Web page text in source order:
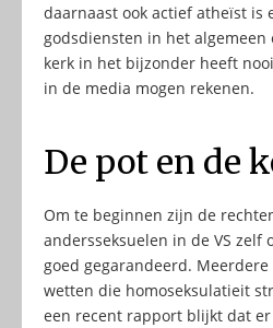
daarnaast ook actief atheïst is
godsdiensten in het algemeen
kerk in het bijzonder heeft
in de media mogen rekenen.
De pot en de
Om te beginnen zijn de
andersseksuelen in de VS zelf
goed gegarandeerd.
wetten die homoseksulatieit
een recent rapport blijkt dat